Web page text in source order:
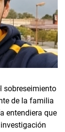
sobreseimiento
de la familia
entendiera que